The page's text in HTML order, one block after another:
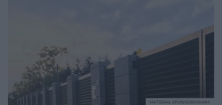
MATERIAŁ SPONSOROWANY